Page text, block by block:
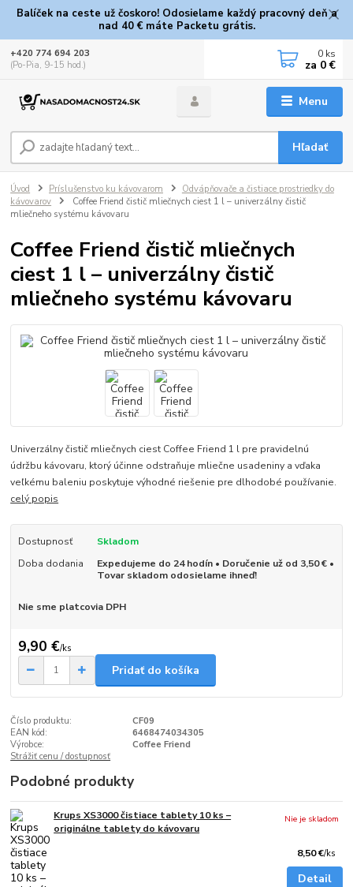
Balíček na ceste už čoskoro! Odosielame každý pracovný deň a
nad 40 € máte Packetu grátis.
Menu
Hľadať
+420 774 694 203
(Po-Pia, 9-15 hod.)
0 ks
za 0 €
Úvod Príslušenstvo ku kávovarom
Odvápňovače a čistiace prostriedky do
kávovarov
Coffee Friend čistič mliečnych ciest 1 l – univerzálny čistič
mliečneho systému kávovaru
Coffee Friend čistič mliečnych
ciest 1 l – univerzálny čistič
mliečneho systému kávovaru
Univerzálny čistič mliečnych ciest Coffee Friend 1 l pre pravidelnú
údržbu kávovaru, ktorý účinne odstraňuje mliečne usadeniny a vďaka
veľkému baleniu poskytuje výhodné riešenie pre dlhodobé používanie.
celý popis
Dostupnosť
Skladom
Doba dodania
Expedujeme do 24 hodín • Doručenie už od 3,50 € •
Tovar skladom odosielame ihneď!
Nie sme platcovia DPH
9,90 €/ks
Pridať do košíka
Číslo produktu:
CF09
EAN kód:
6468474034305
Výrobce:
Coffee Friend
Strážiť cenu / dostupnosť
Podobné produkty
Krups XS3000 čistiace tablety 10 ks –
originálne tablety do kávovaru
8,50 €/ks
Nie je skladom
Detail